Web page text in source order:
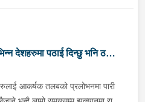
देशहरुमा पठाई दिन्छु भनि ठगी
आकर्षक तलबको प्रलोभनमा पारी